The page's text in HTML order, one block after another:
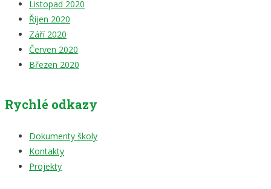
Listopad 2020
Říjen 2020
Září 2020
Červen 2020
Březen 2020
Rychlé odkazy
Dokumenty školy
Kontakty
Projekty